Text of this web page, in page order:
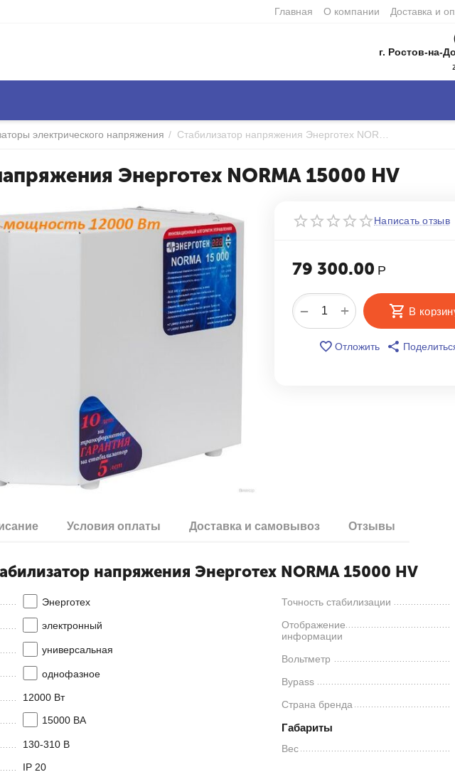
Главная О компании Доставка и
г. Ростов-на-
электрического напряжения /
Энерготех NORMA 15000 HV
Написать отзыв
79 300.00 Р
+
− В
Отложить
Условия оплаты Доставка и самовывоз Отзывы
напряжения Энерготех NORMA 15000 HV
Энерготех
электронный
универсальная
однофазное
12000 Вт
15000 ВА
130-310 В
IP 20
Точность стабилизации
Отображение
информации
Вольтметр
Bypass
Страна бренда
Габариты
Вес